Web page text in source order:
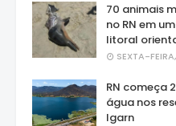
70 animais
no RN em
litoral
SEXTA-
RN começa
água nos
Igarn